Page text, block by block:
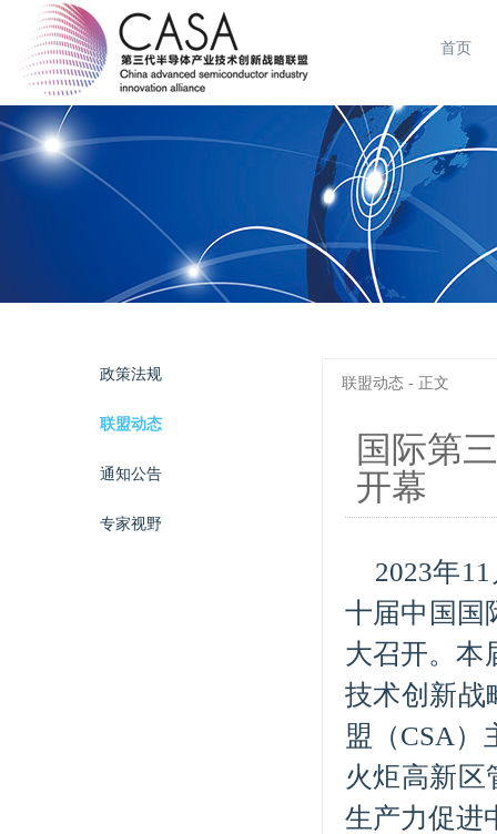
首页
政策法规
联盟动态
通知公告
专家视野
联盟动态 - 正文
国际第
开幕
2023年
十届中国国
大召开。本
技术创新战
盟（CSA）
火炬高新区
生产力促进